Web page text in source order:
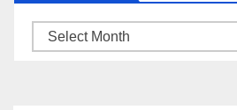
Archives